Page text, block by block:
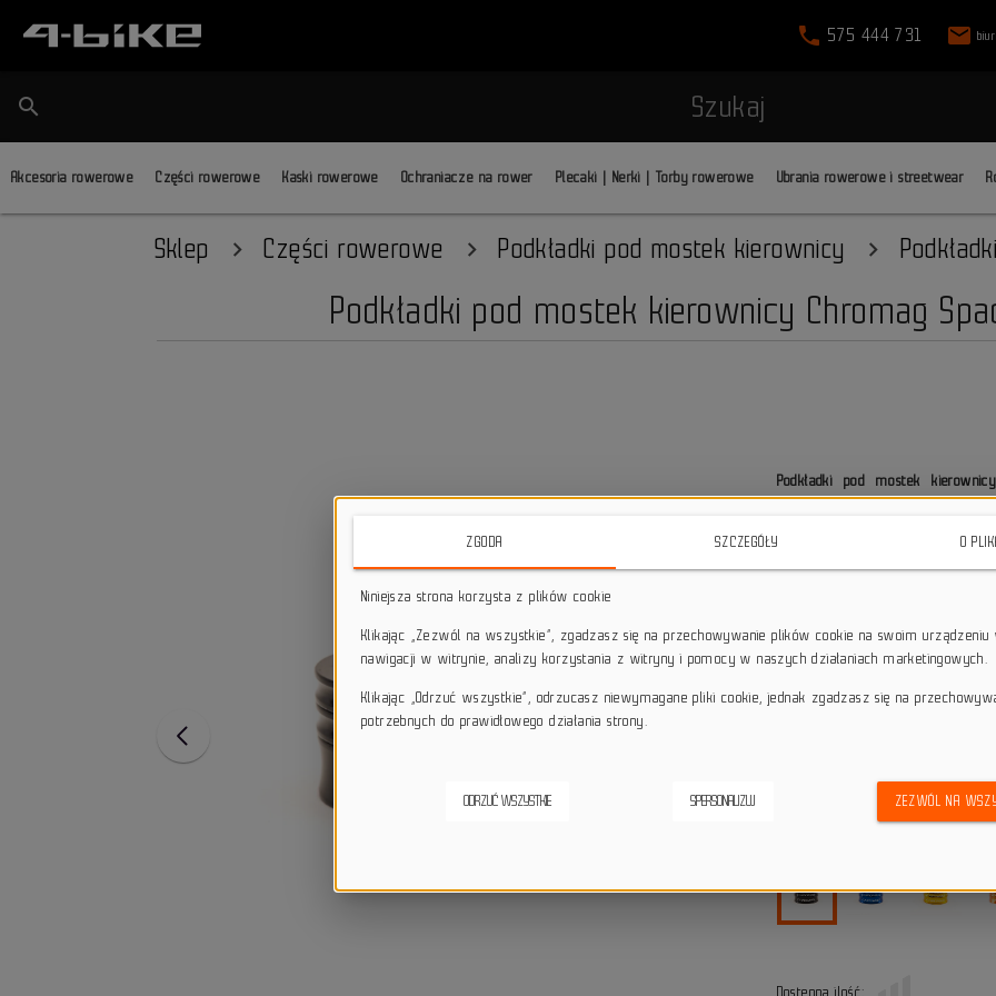
phone 575 444 731 mail
search Szukaj
Akcesoria rowerowe Części rowerowe Kaski rowerowe Ochraniacze na rower Plecaki | Nerki | Torby rowerowe Ubrania rowerowe i streetwear
Sklep Części rowerowe Podkładki pod mostek kierownicy
Podkładki pod mostek kierownicy Chromag
Podkładki pod mostek
funkcjonalne akcesorium, które
Wykonane z wytrzymałego
kolorze, stanowią idealne
Dotyczy wysyłki na terenie
Dostępna ilość:
ZGODA SZCZEGÓŁY O
Niniejsza strona korzysta z plików cookie
Klikając „Zezwól na wszystkie”, zgadzasz się na przechowywanie plików cookie na swoim urządzeniu
nawigacji w witrynie, analizy korzystania z witryny i pomocy w naszych działaniach marketingowych.
Klikając „Odrzuć wszystkie”, odrzucasz niewymagane pliki cookie, jednak zgadzasz się na
potrzebnych do prawidłowego działania strony.
ODRZUĆ WSZYSTKIE SPERSONALIZUJ ZEZWÓL NA